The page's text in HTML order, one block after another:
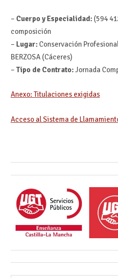
– Cuerpo y Especialidad:(594
composición
– Lugar:Conservación
BERZOSA (Cáceres)
– Tipo de Contrato:Jornada
Anexo: Titulaciones exigidas
Acceso al Sistema de